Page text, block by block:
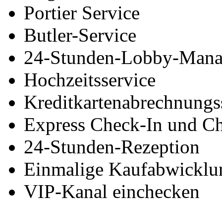
Portier Service
Butler-Service
24-Stunden-Lobby-
Hochzeitsservice
Express Check-In und
24-Stunden-Rezeption
Einmalige
VIP-Kanal einchecken